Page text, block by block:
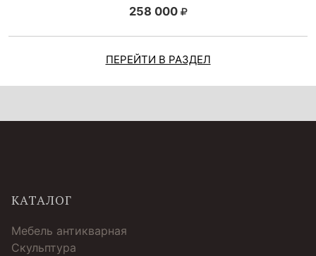
258 000
ПЕРЕЙТИ В РАЗДЕЛ
КАТАЛОГ
Мебель антикварная
Скульптура